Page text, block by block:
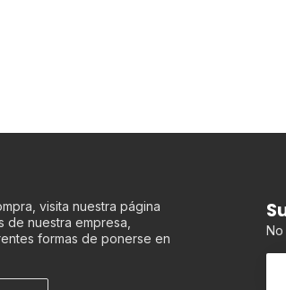
visita nuestra página
nuestra empresa,
formas de ponerse en
No